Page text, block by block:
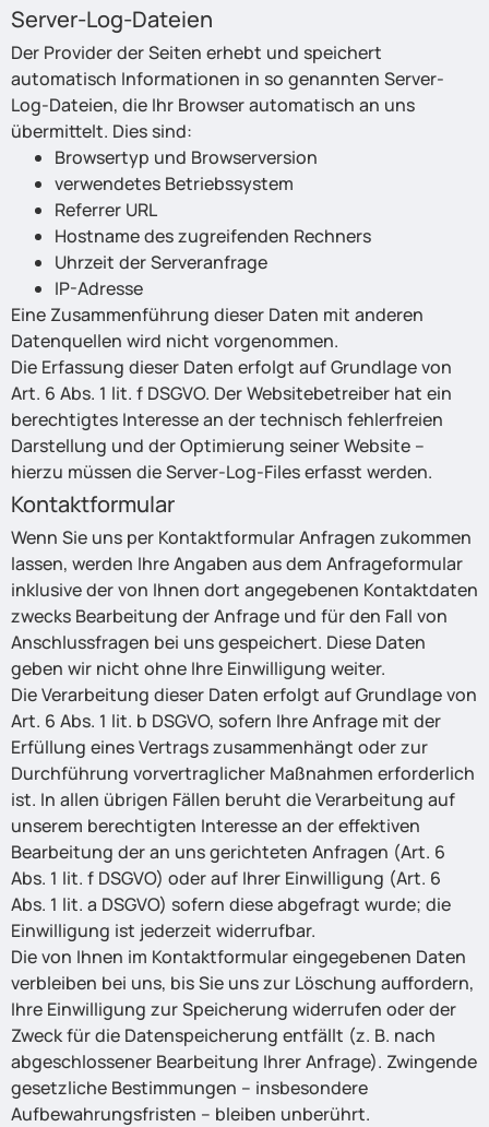
Server-Log-Dateien
Der Provider der Seiten erhebt und speichert
automatisch Informationen in so genannten Server-
Log-Dateien, die Ihr Browser automatisch an uns
übermittelt. Dies sind:
Browsertyp und Browserversion
verwendetes Betriebssystem
Referrer URL
Hostname des zugreifenden Rechners
Uhrzeit der Serveranfrage
IP-Adresse
Eine Zusammenführung dieser Daten mit anderen
Datenquellen wird nicht vorgenommen.
Die Erfassung dieser Daten erfolgt auf Grundlage von
Art. 6 Abs. 1 lit. f DSGVO. Der Websitebetreiber hat ein
berechtigtes Interesse an der technisch fehlerfreien
Darstellung und der Optimierung seiner Website –
hierzu müssen die Server-Log-Files erfasst werden.
Kontaktformular
Wenn Sie uns per Kontaktformular Anfragen zukommen
lassen, werden Ihre Angaben aus dem Anfrageformular
inklusive der von Ihnen dort angegebenen Kontaktdaten
zwecks Bearbeitung der Anfrage und für den Fall von
Anschlussfragen bei uns gespeichert. Diese Daten
geben wir nicht ohne Ihre Einwilligung weiter.
Die Verarbeitung dieser Daten erfolgt auf Grundlage von
Art. 6 Abs. 1 lit. b DSGVO, sofern Ihre Anfrage mit der
Erfüllung eines Vertrags zusammenhängt oder zur
Durchführung vorvertraglicher Maßnahmen erforderlich
ist. In allen übrigen Fällen beruht die Verarbeitung auf
unserem berechtigten Interesse an der effektiven
Bearbeitung der an uns gerichteten Anfragen (Art. 6
Abs. 1 lit. f DSGVO) oder auf Ihrer Einwilligung (Art. 6
Abs. 1 lit. a DSGVO) sofern diese abgefragt wurde; die
Einwilligung ist jederzeit widerrufbar.
Die von Ihnen im Kontaktformular eingegebenen Daten
verbleiben bei uns, bis Sie uns zur Löschung auffordern,
Ihre Einwilligung zur Speicherung widerrufen oder der
Zweck für die Datenspeicherung entfällt (z. B. nach
abgeschlossener Bearbeitung Ihrer Anfrage). Zwingende
gesetzliche Bestimmungen – insbesondere
Aufbewahrungsfristen – bleiben unberührt.